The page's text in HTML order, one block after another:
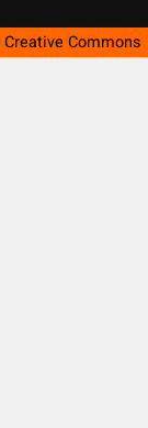
Creative Commons